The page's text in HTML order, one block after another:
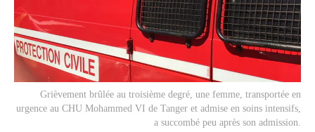
Grièvement brûlée au troisième degré, une femme, transportée en
urgence au CHU Mohammed VI de Tanger et admise en soins intensifs,
a succombé peu après son admission.